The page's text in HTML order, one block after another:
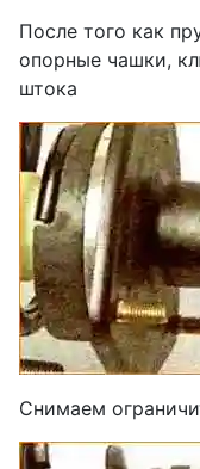
После того как
опорные чашки,
штока
Снимаем